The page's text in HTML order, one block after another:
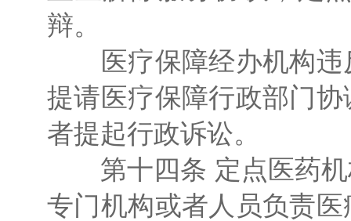
辩。
医疗保障经办机构违
提请医疗保障行政部门
者提起行政诉讼。
第十四条 定点医药机
专门机构或者人员负责